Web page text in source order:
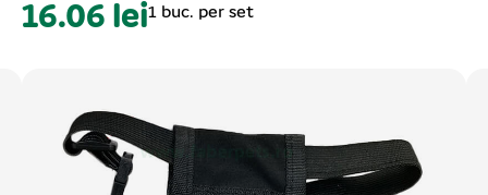
16.06 lei1 buc. per set